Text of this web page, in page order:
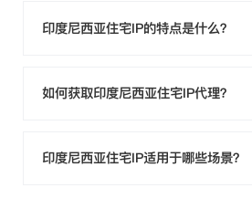
印度尼西亚住宅IP的特点是什么？
如何获取印度尼西亚住宅IP代理？
印度尼西亚住宅IP适用于哪些场景？